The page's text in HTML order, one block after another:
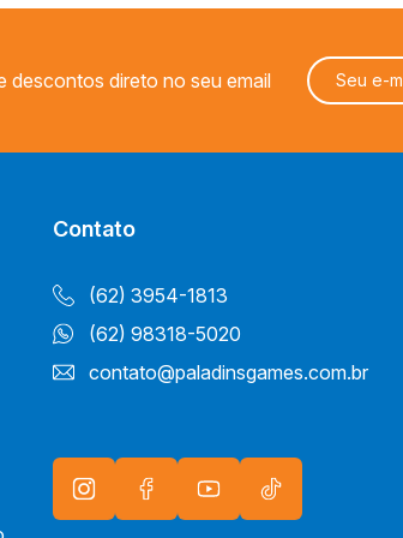
Miniaturas
descontos direto no seu email
Contato
(62) 3954-1813
(62) 98318-5020
contato@paladinsgames.com.br